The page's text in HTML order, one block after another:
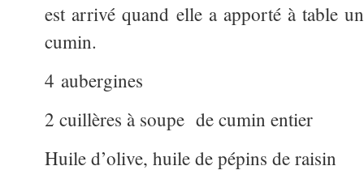
est arrivé quand elle a apporté à table
cumin.
4 aubergines
2 cuillères à soupe de cumin entier
Huile d’olive, huile de pépins de raisin